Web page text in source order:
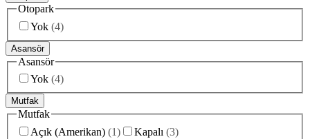
Otopark
Yok (4)
Asansör
Asansör
Yok (4)
Mutfak
Mutfak
Açık (Amerikan) (1) Kapalı (3)